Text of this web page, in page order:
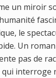
un miroir
le
Un
pas de
qui interroge